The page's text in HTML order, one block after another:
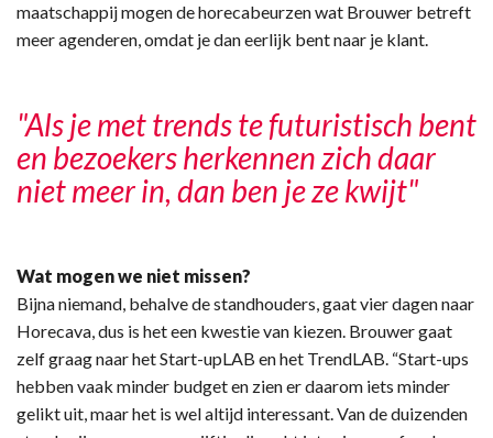
maatschappij mogen de horecabeurzen wat Brouwer betreft
meer agenderen, omdat je dan eerlijk bent naar je klant.
"Als je met trends te futuristisch bent
en bezoekers herkennen zich daar
niet meer in, dan ben je ze kwijt"
Wat mogen we niet missen?
Bijna niemand, behalve de standhouders, gaat vier dagen naar
Horecava, dus is het een kwestie van kiezen. Brouwer gaat
zelf graag naar het Start-upLAB en het TrendLAB. “Start-ups
hebben vaak minder budget en zien er daarom iets minder
gelikt uit, maar het is wel altijd interessant. Van de duizenden